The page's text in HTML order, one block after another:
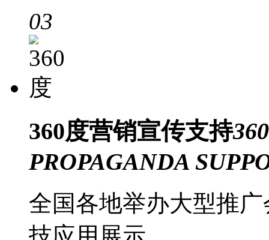
03
360度营销宣传支持
PROPAGANDA
全国各地举办大型推